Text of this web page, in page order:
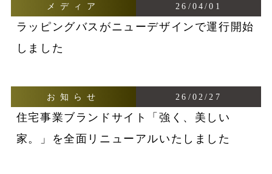
メディア 26/04/01
ラッピングバスがニューデザインで運行開始
しました
お知らせ 26/02/27
住宅事業ブランドサイト「強く、美しい
家。」を全面リニューアルいたしました